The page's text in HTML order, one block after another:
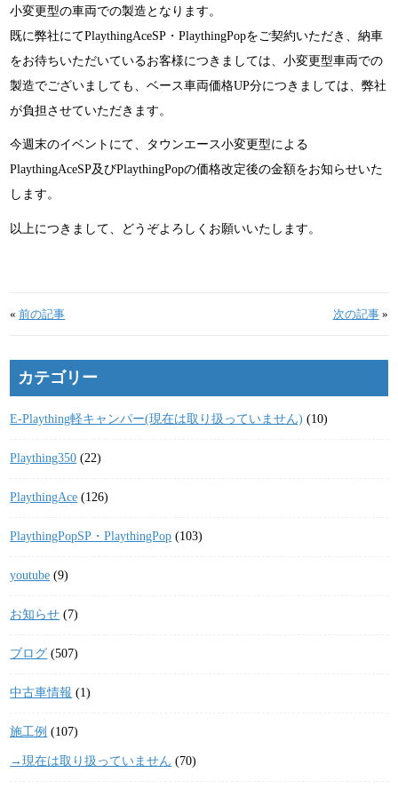
小変更型の車両での製造となります。
既に弊社にてPlaythingAceSP・PlaythingPopをご契約いただき、納車
をお待ちいただいているお客様につきましては、小変更型車両での
製造でございましても、ベース車両価格UP分につきましては、弊社
が負担させていただきます。
今週末のイベントにて、タウンエース小変更型による
PlaythingAceSP及びPlaythingPopの価格改定後の金額をお知らせいた
します。
以上につきまして、どうぞよろしくお願いいたします。
«前の記事 次の記事»
カテゴリー
E-Plaything軽キャンパー(現在は取り扱っていません) (10)
Plaything350 (22)
PlaythingAce (126)
PlaythingPopSP・PlaythingPop (103)
youtube (9)
お知らせ (7)
ブログ (507)
中古車情報 (1)
施工例 (107)
→現在は取り扱っていません (70)